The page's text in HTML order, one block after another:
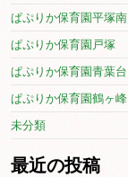
ぱぷりか保育園平塚南
ぱぷりか保育園戸塚
ぱぷりか保育園青葉台
ぱぷりか保育園鶴ヶ峰
未分類
最近の投稿